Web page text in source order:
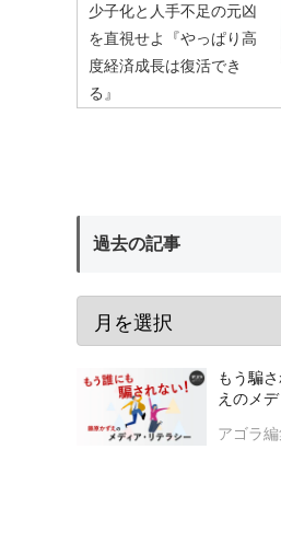
少子化と人手不足の元凶
を直視せよ『やっぱり高
度経済成長は復活でき
る』
過去の記事
もう騙
えのメ
アゴラ